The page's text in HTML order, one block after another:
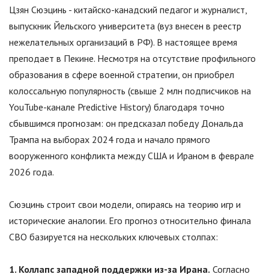
Цзян Сюэцинь - китайско-канадский педагог и журналист,
выпускник Йельского университета (вуз внесен в реестр
нежелательных организаций в РФ). В настоящее время
преподает в Пекине. Несмотря на отсутствие профильного
образования в сфере военной стратегии, он приобрел
колоссальную популярность (свыше 2 млн подписчиков на
YouTube-канале Predictive History) благодаря точно
сбывшимся прогнозам: он предсказал победу Дональда
Трампа на выборах 2024 года и начало прямого
вооруженного конфликта между США и Ираном в феврале
2026 года.
Сюэцинь строит свои модели, опираясь на теорию игр и
исторические аналогии. Его прогноз относительно финала
СВО базируется на нескольких ключевых столпах:
1. Коллапс западной поддержки из-за Ирана. Согласно